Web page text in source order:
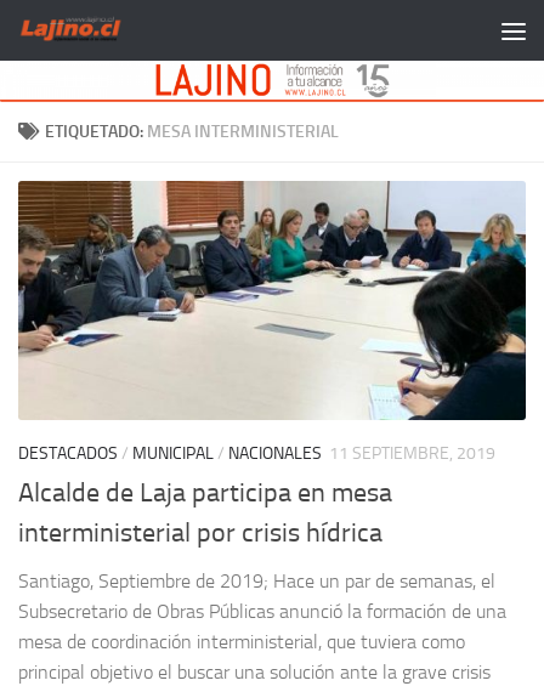
Saltar al contenido
ETIQUETADO: MESA INTERMINISTERIAL
DESTACADOS / MUNICIPAL/ NACIONALES 11 SEPTIEMBRE, 2019
Alcalde de Laja participa en mesa
interministerial por crisis hídrica
Santiago, Septiembre de 2019; Hace un par de semanas, el
Subsecretario de Obras Públicas anunció la formación de una
mesa de coordinación interministerial, que tuviera como
principal objetivo el buscar una solución ante la grave crisis